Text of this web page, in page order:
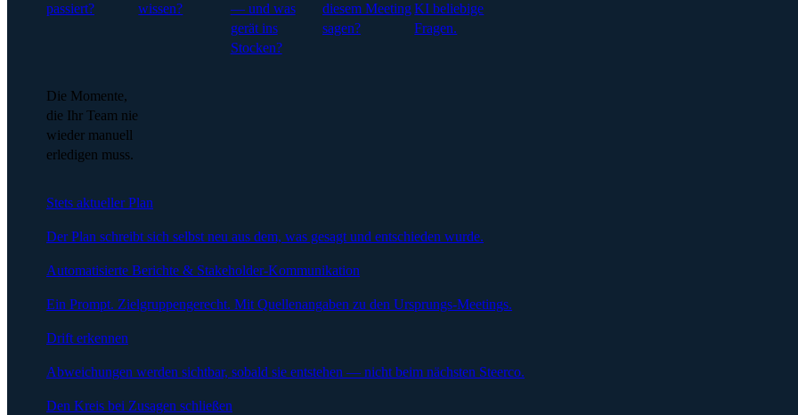
passiert?
wissen?
— und was
gerät ins
Stocken?
diesem Meeting
sagen?
KI beliebige
Fragen.
Die Momente,
die Ihr Team nie
wieder manuell
erledigen muss.
Stets aktueller Plan
Der Plan schreibt sich selbst neu aus dem, was gesagt und entschieden wurde.
Automatisierte Berichte & Stakeholder-Kommunikation
Ein Prompt. Zielgruppengerecht. Mit Quellenangaben zu den Ursprungs-Meetings.
Drift erkennen
Abweichungen werden sichtbar, sobald sie entstehen — nicht beim nächsten Steerco.
Den Kreis bei Zusagen schließen